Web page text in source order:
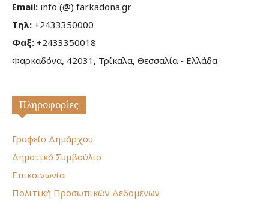
Email: info (@) farkadona.gr
Τηλ: +2433350000
Φαξ: +2433350018
Φαρκαδόνα, 42031, Τρίκαλα, Θεσσαλία - Ελλάδα
Πληροφορίες
Γραφείο Δημάρχου
Δημοτικό Συμβούλιο
Επικοινωνία
Πολιτική Προσωπικών Δεδομένων